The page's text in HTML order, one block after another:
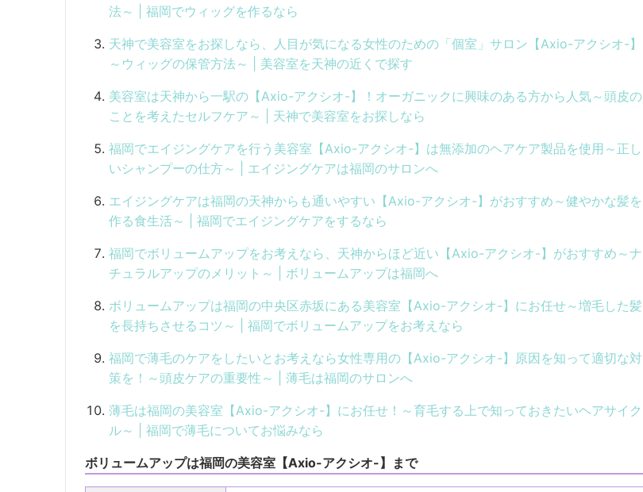
法～ | 福岡でウィッグを作るなら
天神で美容室をお探しなら、人目が気になる女性のための「個室」サロン【Axio-アクシオ-】
～ウィッグの保管方法～ | 美容室を天神の近くで探す
美容室は天神から一駅の【Axio-アクシオ-】！オーガニックに興味のある方から人気～頭皮の
ことを考えたセルフケア～ | 天神で美容室をお探しなら
福岡でエイジングケアを行う美容室【Axio-アクシオ-】は無添加のヘアケア製品を使用～正し
いシャンプーの仕方～ | エイジングケアは福岡のサロンへ
エイジングケアは福岡の天神からも通いやすい【Axio-アクシオ-】がおすすめ～健やかな髪を
作る食生活～ | 福岡でエイジングケアをするなら
福岡でボリュームアップをお考えなら、天神からほど近い【Axio-アクシオ-】がおすすめ～ナ
チュラルアップのメリット～ | ボリュームアップは福岡へ
ボリュームアップは福岡の中央区赤坂にある美容室【Axio-アクシオ-】にお任せ～増毛した髪
を長持ちさせるコツ～ | 福岡でボリュームアップをお考えなら
福岡で薄毛のケアをしたいとお考えなら女性専用の【Axio-アクシオ-】原因を知って適切な対
策を！～頭皮ケアの重要性～ | 薄毛は福岡のサロンへ
薄毛は福岡の美容室【Axio-アクシオ-】にお任せ！～育毛する上で知っておきたいヘアサイク
ル～ | 福岡で薄毛についてお悩みなら
ボリュームアップは福岡の美容室【Axio-アクシオ-】まで